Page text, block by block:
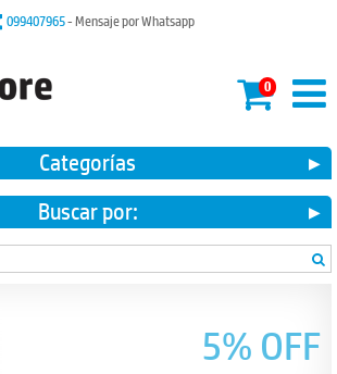
099407965- Mensaje por Whatsapp
0
Categorías
Buscar por:
5% OFF